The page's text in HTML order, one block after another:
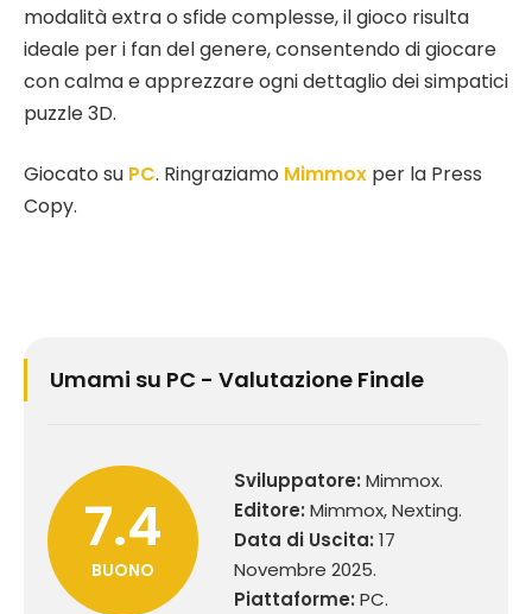
modalità extra o sfide complesse, il gioco risulta
ideale per i fan del genere, consentendo di giocare
con calma e apprezzare ogni dettaglio dei simpatici
puzzle 3D.
Giocato su PC. Ringraziamo Mimmox per la Press
Copy.
Umami su PC - Valutazione Finale
7.4
BUONO
Sviluppatore: Mimmox.
Editore: Mimmox, Nexting.
Data di Uscita: 17
Novembre 2025.
Piattaforme: PC.